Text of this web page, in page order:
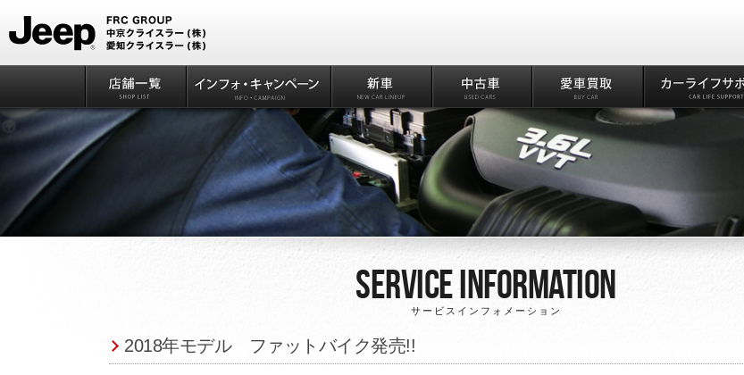
Service Information
サービスインフォメーション
2018年モデル ファットバイク発売!!